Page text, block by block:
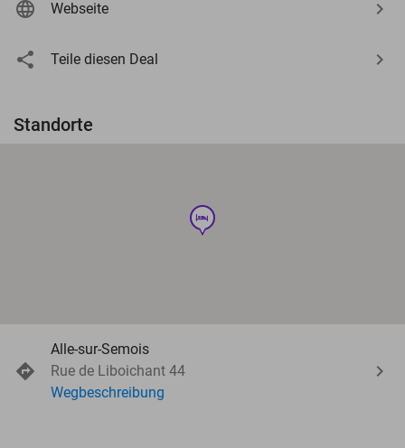
Webseite
Teile diesen Deal
Standorte
hotel
Alle-sur-Semois
Rue de Liboichant 44
Wegbeschreibung